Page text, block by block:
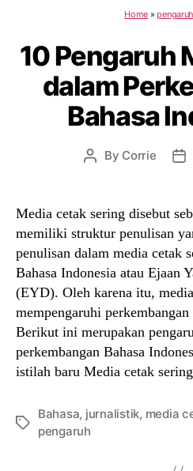
Home »pengaruh
10 Pengaruh
dalam
Bahasa
Post
By Corrie
Media cetak sering disebut
memiliki struktur penulisan
penulisan dalam media cetak
Bahasa Indonesia atau Ejaan
(EYD). Oleh karena itu,
mempengaruhi
Berikut ini merupakan
perkembangan Bahasa
istilah baru Media cetak
Tags
Bahasa, jurnalistik, media
pengaruh